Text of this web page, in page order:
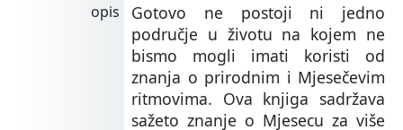
opis
Gotovo ne postoji ni jedno
područje u životu na kojem ne
bismo mogli imati koristi od
znanja o prirodnim i Mjesečevim
ritmovima. Ova knjiga sadržava
sažeto znanje o Mjesecu za više